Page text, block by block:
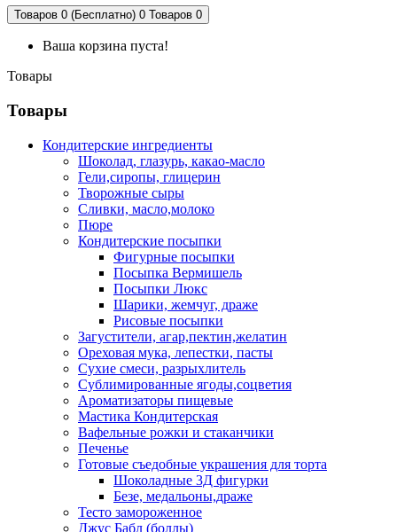
Товаров 0 (Бесплатно) 0 Товаров 0
Ваша корзина пуста!
Товары
Товары
Кондитерские ингредиенты
Шоколад, глазурь, какао-масло
Гели,сиропы, глицерин
Творожные сыры
Сливки, масло,молоко
Пюре
Кондитерские посыпки
Фигурные посыпки
Посыпка Вермишель
Посыпки Люкс
Шарики, жемчуг, драже
Рисовые посыпки
Загустители, агар,пектин,желатин
Ореховая мука, лепестки, пасты
Сухие смеси, разрыхлитель
Сублимированные ягоды,соцветия
Ароматизаторы пищевые
Мастика Кондитерская
Вафельные рожки и стаканчики
Печенье
Готовые съедобные украшения для торта
Шоколадные 3Д фигурки
Безе, медальоны,драже
Тесто замороженное
Джус Бабл (боллы)